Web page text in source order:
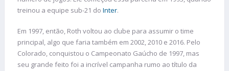
treinou a equipe sub-21 do Inter.
Em 1997, então, Roth voltou ao clube para assumir o time
principal, algo que faria também em 2002, 2010 e 2016. Pelo
Colorado, conquistou o Campeonato Gaúcho de 1997, mas
seu grande feito foi a incrível campanha rumo ao título da